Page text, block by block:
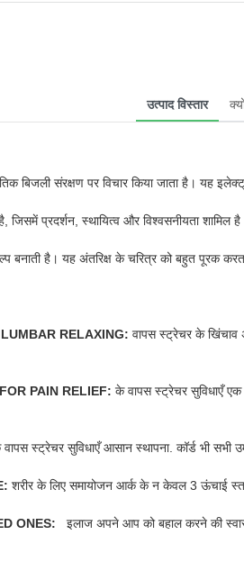
उत्पाद विस्तार
बिजली संरक्षण पर विचार किया जाता है। यह
जिसमें प्रदर्शन, स्थायित्व और विश्वसनीयता शामिल
बनाती है। यह अंतरिक्ष के चरित्र को बहुत पूरक
RELAXING: वापस स्ट्रेचर के खिंचाव
PAIN RELIEF: के वापस स्ट्रेचर सुविधाएँ एक
स्ट्रेचर सुविधाएँ आसान स्थापना. कॉर्ड भी सभी
शरीर के लिए समायोजन आर्क के न केवल 3 ऊंचाई
ONES:
इलाज अपने आप को बहाल करने की